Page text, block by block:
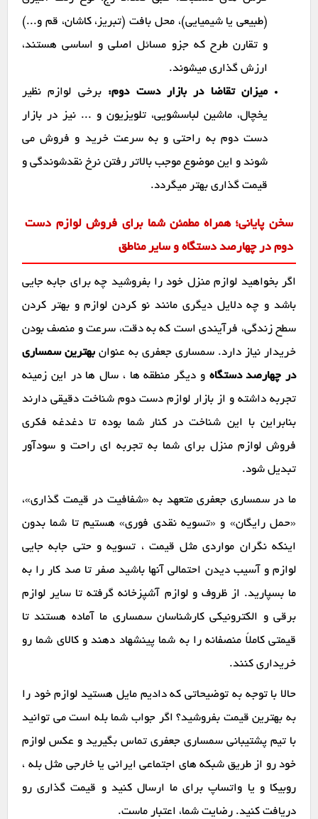
(طبیعی یا شیمیایی)، محل بافت (تبریز، کاشان، قم و...)
و تقارن طرح که جزو مسائل اصلی و اساسی هستند،
ارزش گذاری میشوند.
میزان تقاضا در بازار دست دوم: برخی لوازم نظیر
یخچال، ماشین لباسشویی، تلویزیون و ... نیز در بازار
دست دوم به راحتی و به سرعت خرید و فروش می
شوند و این موضوع موجب بالاتر رفتن نرخ نقدشوندگی و
قیمت گذاری بهتر میگردد.
سخن پایانی؛ همراه مطمئن شما برای فروش لوازم دست
دوم در چهارصد دستگاه و سایر مناطق
اگر بخواهید لوازم منزل خود را بفروشید چه برای جابه جایی
باشد و چه دلایل دیگری مانند نو کردن لوازم و بهتر کردن
سطح زندگی، فرآیندی است که به دقت، سرعت و منصف بودن
خریدار نیاز دارد. سمساری جعفری به عنوان بهترین سمساری
در چهارصد دستگاه و دیگر منطقه ها ، سال ها در این زمینه
تجربه داشته و از بازار لوازم دست دوم شناخت دقیقی دارند
بنابراین با این شناخت در کنار شما بوده تا دغدغه فکری
فروش لوازم منزل برای شما به تجربه ای راحت و سودآور
تبدیل شود.
ما در سمساری جعفری متعهد به «شفافیت در قیمت گذاری»،
«حمل رایگان» و «تسویه نقدی فوری» هستیم تا شما بدون
اینکه نگران مواردی مثل قیمت ، تسویه و حتی جابه جایی
لوازم و آسیب دیدن احتمالی آنها باشید صفر تا صد کار را به
ما بسپارید. از ظروف و لوازم آشپزخانه گرفته تا سایر لوازم
برقی و الکترونیکی کارشناسان سمساری ما آماده هستند تا
قیمتی کاملاً منصفانه را به شما پینشهاد دهند و کالای شما رو
خریداری کنند.
حالا با توجه به توضیحاتی که دادیم مایل هستید لوازم خود را
به بهترین قیمت بفروشید؟ اگر جواب شما بله است می توانید
با تیم پشتیبانی سمساری جعفری تماس بگیرید و عکس لوازم
خود رو از طریق شبکه های اجتماعی ایرانی یا خارجی مثل بله ،
روبیکا و یا واتساپ برای ما ارسال کنید و قیمت گذاری رو
دریافت کنید. رضایت شما، اعتبار ماست.